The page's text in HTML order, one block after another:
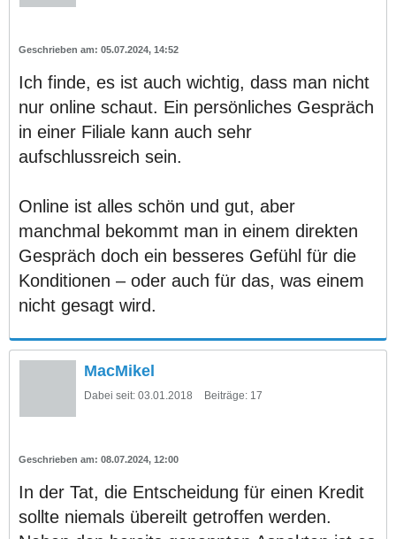
05.07.2024, 14:52
Ich finde, es ist auch wichtig, dass man nicht
nur online schaut. Ein persönliches Gespräch
in einer Filiale kann auch sehr
aufschlussreich sein.
Online ist alles schön und gut, aber
manchmal bekommt man in einem direkten
Gespräch doch ein besseres Gefühl für die
Konditionen – oder auch für das, was einem
nicht gesagt wird.
MacMikel
Dabei seit: 03.01.2018 Beiträge: 17
08.07.2024, 12:00
In der Tat, die Entscheidung für einen Kredit
sollte niemals übereilt getroffen werden.